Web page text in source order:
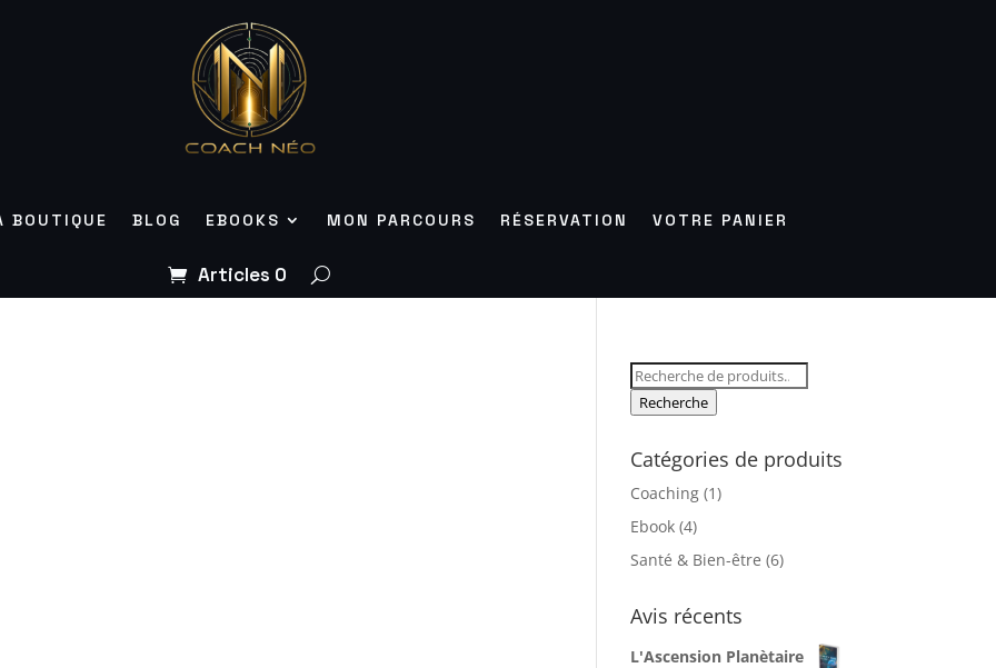
BOUTIQUE BLOG EBOOKS MON PARCOURS RÉSERVATION VOTRE PANIER
Articles 0
Recherche
pour :
Recherche
Catégories de produits
Coaching (1)
Ebook (4)
Santé & Bien-être (6)
Avis récents
L'Ascension Planètaire